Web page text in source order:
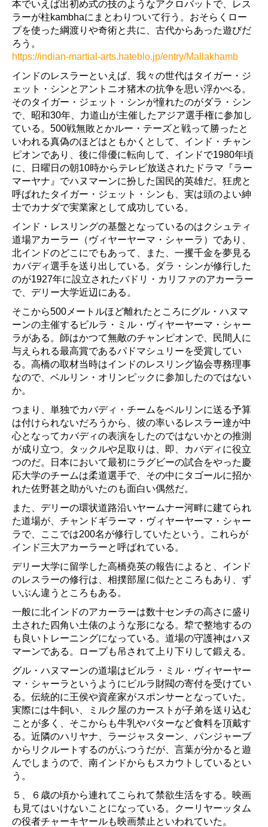
本でいえば出初め式の技のようなアクロバットで、レス
ラーが柱kambhaにまとわりついて行う。おそらくロー
プを使った綱渡りや奇術と共に、古代からあった遊びだ
ろう。
https://indian-martial-arts.hateblo.jp/entry/Mallakhamb
インドのレスラーといえば、我々の世代はタイガー・ジ
ェット・シンとアントニオ猪木の抗争を思い浮かべる。
そのタイガー・ジェット・シンが憧れたのがダラ・シン
で、昭和30年、力道山が主催したアジア選手権に参加し
ている。500戦無敗とかルー・テーズと戦って勝ったと
いわれる真偽のほどはともかくとして、インド・チャン
ピオンであり、後に俳優に転向して、インドで1980年頃
に、日曜日の朝10時からテレビ放送されたドラマ『ラー
マーヤナ』でハヌマーンに扮した国民的英雄だ。狂虎と
呼ばれたタイガー・ジェット・シンも、実は頭のよい紳
士でカナダで実業家として成功している。
インド・レスリングの基盤となっているのはクシュティ
道場アカーラー（ヴィヤーヤーマ・シャーラ）であり、
北インドのどこにでもあって、また、一攫千金を夢見る
カバディ選手を送り出している。ダラ・シンが修行した
のが1927年に設立されたバドリ・カリファのアカーラー
で、デリー大学近辺にある。
そこから500メートルほど離れたところにグル・ハヌマ
ーンの主催するビルラ・ミル・ヴィヤーヤーマ・シャー
ラがある。師はかつて無敵のチャンピオンで、民間人に
与えられる最高賞であるパドマシュリーを受賞してい
る。高橋の取材当時はインドのレスリング協会専務理事
なので、ベルリン・オリンピックに参加したのではない
か。
つまり、単独でカバディ・チームをベルリンに送る予算
は付けられないだろうから、彼の率いるレスラー達が中
心となってカバディの表演をしたのではないかとの推測
が成り立つ。タックルや足取りは、即、カバディに役立
つのだ。日本において最初にラグビーの試合をやった慶
応大学のチームは柔道選手で、その中にタゴールに招か
れた佐野甚之助がいたのも面白い偶然だ。
また、デリーの環状道路沿いヤームナー河畔に建てられ
た道場が、チャンドギラーマ・ヴィヤーヤーマ・シャー
ラで、ここでは200名が修行していたという。これらが
インド三大アカーラーと呼ばれている。
デリー大学に留学した高橋堯英の報告によると、インド
のレスラーの修行は、相撲部屋に似たところもあり、ず
いぶん違うところもある。
一般に北インドのアカーラーは数十センチの高さに盛り
土された四角い土俵のような形になる。犂で整地するの
も良いトレーニングになっている。道場の守護神はハヌ
マーンである。ロープも吊されて上り下りして鍛える。
グル・ハヌマーンの道場はビルラ・ミル・ヴィヤーヤー
マ・シャーラというようにビルラ財閥の寄付を受けてい
る。伝統的に王侯や資産家がスポンサーとなっていた。
実際には牛飼い、ミルク屋のカーストが子弟を送り込む
ことが多く、そこからも牛乳やバターなど食料を頂戴す
る。近隣のハリヤナ、ラージャスターン、パンジャーブ
からリクルートするのがふつうだが、言葉が分かると遊
んでしまうので、南インドからもスカウトしているとい
う。
５、６歳の頃から連れてこられて禁欲生活をする。映画
も見てはいけないことになっている。クーリヤーッタム
の役者チャーキヤールも映画禁止といわれていた。